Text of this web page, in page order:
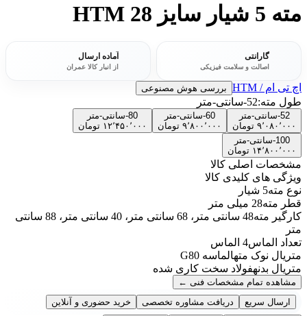
مته 5 شیار سایز 28 HTM
گارانتی
اصالت و سلامت فیزیکی
آماده ارسال
از انبار کالا عمران
اچ تی ام / HTM بررسی هوش مصنوعی
طول مته:52-سانتی-متر
52-سانتی-متر
۹٬۰۸۰٬۰۰۰
تومان
60-سانتی-متر
۹٬۸۰۰٬۰۰۰
تومان
80-سانتی-متر
۱۲٬۴۵۰٬۰۰۰
تومان
100-سانتی-متر
۱۴٬۸۰۰٬۰۰۰
تومان
مشخصات اصلی کالا
ویژگی های کلیدی کالا
نوع مته5 شیار
قطر مته28 میلی متر
کارگیر مته
48 سانتی متر، 68 سانتی متر، 40 سانتی متر، 88 سانتی
متر
تعداد الماس4 الماس
متریال نوک متهالماسه G80
متریال بدنهفولاد سخت کاری شده
مشاهده تمام مشخصات فنی ←
ارسال سریع
دریافت مشاوره تخصصی
خرید حضوری و آنلاین